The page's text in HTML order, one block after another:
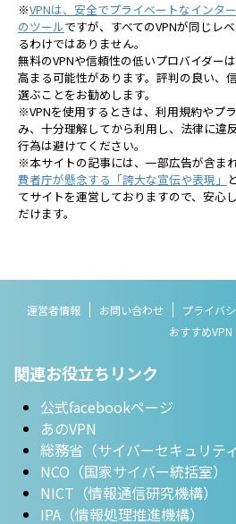
※VPNは、安全でプライベートなインタ
のツールですが、すべてのVPNが同じレ
るわけではありません。
無料のVPNや信頼性の低いプロバイダー
高まる可能性があります。評判の良い、
選ぶことをお勧めします。
※VPNを使用するときは、利用規約やプ
み、十分理解してから利用し、法律に違
行為は避けてください。
※本サイトの記事には、一部広告が含ま
費者庁が懸念する「誇大な宣伝や表現」
てサイトを運営しておりますので、安心
だけます。
運営者情報 お問い合わせ プライバ
おすすめVPN
関連お役立ちリンク
公式facebookページ
あのVPN
総務省（サイバーセキュリテ
NCO（国家サイバー統括室）
NICT（情報通信研究機構）
IPA（情報処理推進機構）